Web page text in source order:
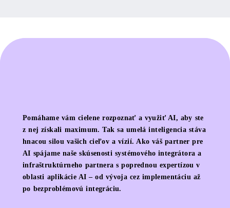
Pomáhame vám cielene rozpoznať a využiť AI, aby ste
z nej získali maximum. Tak sa umelá inteligencia stáva
hnacou silou vašich cieľov a vízií. Ako váš partner pre
AI spájame naše skúsenosti systémového integrátora a
infraštruktúrneho partnera s poprednou expertízou v
oblasti aplikácie AI – od vývoja cez implementáciu až
po bezproblémovú integráciu.